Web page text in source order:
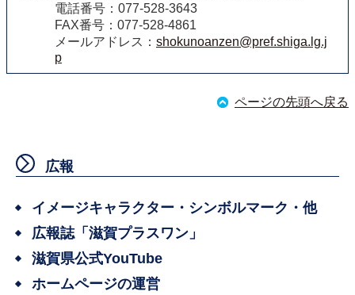
電話番号：077-528-3643
FAX番号：077-528-4861
メールアドレス： shokunoanzen@pref.shiga.lg.j
p
ページの先頭へ戻る
広報
イメージキャラクター・シンボルマーク・他
広報誌「滋賀プラスワン」
滋賀県公式YouTube
ホームページの運営